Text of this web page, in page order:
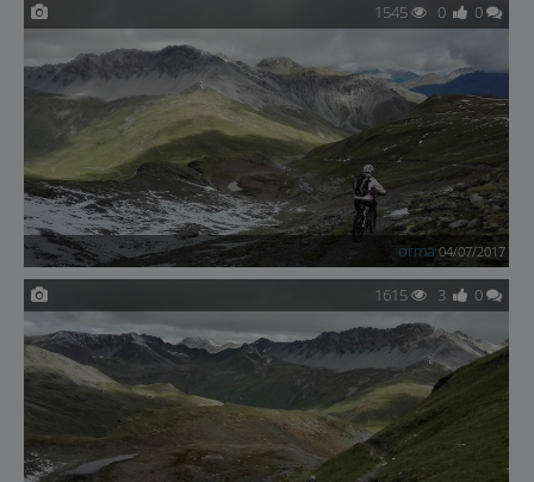
1545 0 0
orma 04/07/2017
1615 3 0